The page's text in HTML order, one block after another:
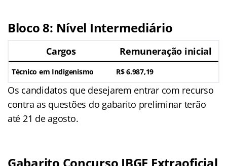
Bloco 8: Nível Intermediário
Cargos Remuneração inicial
Técnico em Indigenismo R$ 6.987,19
Os candidatos que desejarem entrar com recurso
contra as questões do gabarito preliminar terão
até 21 de agosto.